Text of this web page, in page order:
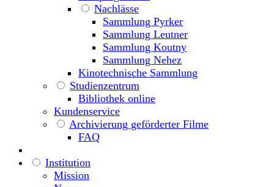
Nachlässe
Sammlung Pyrker
Sammlung Leutner
Sammlung Koutny
Sammlung Nehez
Kinotechnische Sammlung
Studienzentrum
Bibliothek online
Kundenservice
Archivierung geförderter Filme
FAQ
Institution
Mission